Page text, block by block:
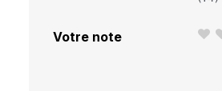
Votre note